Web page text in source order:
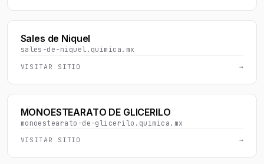
Sales de Niquel
sales-de-niquel.quimica.mx
VISITAR SITIO →
MONOESTEARATO DE GLICERILO
monoestearato-de-glicerilo.quimica.mx
VISITAR SITIO →